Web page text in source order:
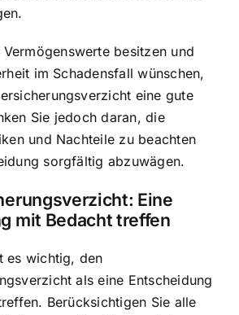
besitzen und
im Schadensfall wünschen,
eine gute
Sie jedoch daran, die
und Nachteile zu beachten
sorgfältig abzuwägen.
Eine
mit Bedacht treffen
es wichtig, den
als eine Entscheidung
Berücksichtigen Sie alle